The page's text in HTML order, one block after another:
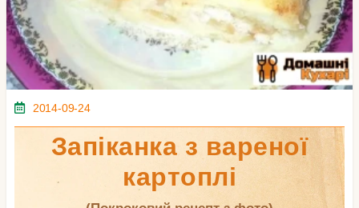
2014-09-24
Запіканка з вареної
картоплі